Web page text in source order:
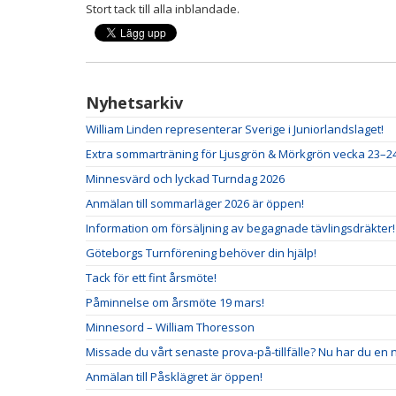
Stort tack till alla inblandade.
Nyhetsarkiv
William Linden representerar Sverige i Juniorlandslaget!
Extra sommarträning för Ljusgrön & Mörkgrön vecka
Minnesvärd och lyckad Turndag 2026
Anmälan till sommarläger 2026 är öppen!
Information om försäljning av begagnade tävlingsdräkter!
Göteborgs Turnförening behöver din hjälp!
Tack för ett fint årsmöte!
Påminnelse om årsmöte 19 mars!
Minnesord – William Thoresson
Missade du vårt senaste prova-på-tillfälle? Nu har du en
Anmälan till Påsklägret är öppen!